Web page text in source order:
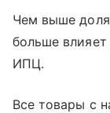
Чем выше доля
больше
ИПЦ.
Все товары с